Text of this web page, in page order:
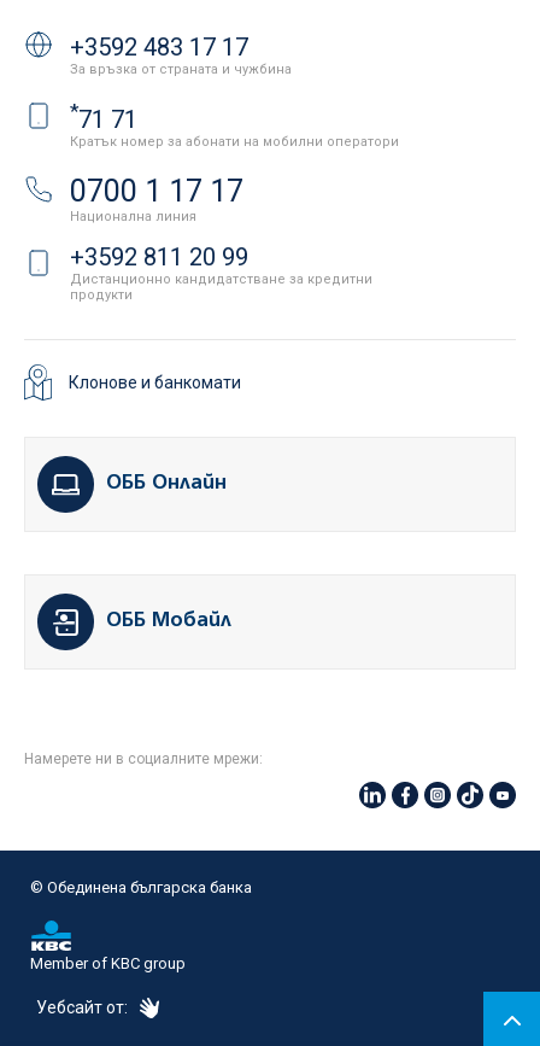
+3592 483 17 17
За връзка от страната и чужбина
*71 71
Кратък номер за абонати на мобилни оператори
0700 1 17 17
Национална линия
+3592 811 20 99
Дистанционно кандидатстване за кредитни
продукти
Клонове и банкомати
ОББ Онлайн
ОББ Мобайл
Намерете ни в социалните мрежи:
© Oбединена българска банка
Member of KBC group
Уебсайт от: eDesign